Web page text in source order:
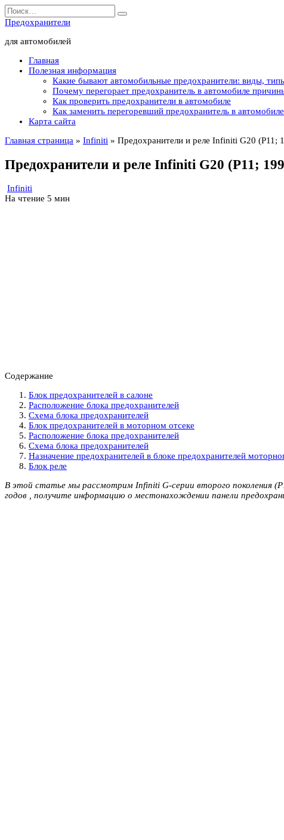
Перейти
к
содержанию
Search
for:
Предохранители
для автомобилей
Главная
Полезная информация
Какие бывают автомобильные предохранители: виды,
Почему перегорает предохранитель в автомобиле
Как проверить предохранители в автомобиле
Как заменить перегоревший предохранитель в автомобиле
Карта сайта
Главная страница » Infiniti » Предохранители и реле Infiniti G20 (P11;
Предохранители и реле Infiniti G20 (P11;
Infiniti
На чтение 5 мин
Содержание
Блок предохранителей в салоне
Расположение блока предохранителей
Схема блока предохранителей
Блок предохранителей в моторном отсеке
Расположение блока предохранителей
Схема блока предохранителей
Назначение предохранителей в блоке предохранителей
Блок реле
В этой статье мы рассмотрим Infiniti G-серии второго поколения
годов , получите информацию о местонахождении панели